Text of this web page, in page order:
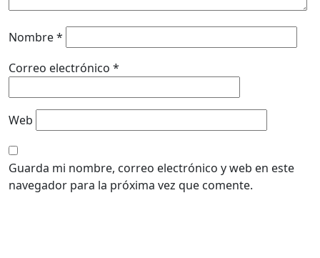
Nombre*
Correo electrónico *
Web
Guarda mi nombre, correo electrónico y web en este
navegador para la próxima vez que comente.